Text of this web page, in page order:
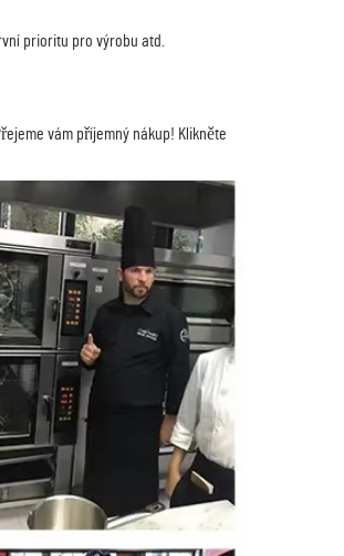
prioritu pro výrobu atd.
vám příjemný nákup! Klikněte